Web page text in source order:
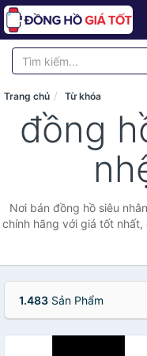
Trang chủ Từ khóa
đồng
Nơi bán đồng hồ siêu
chính hãng với giá tốt nhất,
1.483 Sản Phẩm